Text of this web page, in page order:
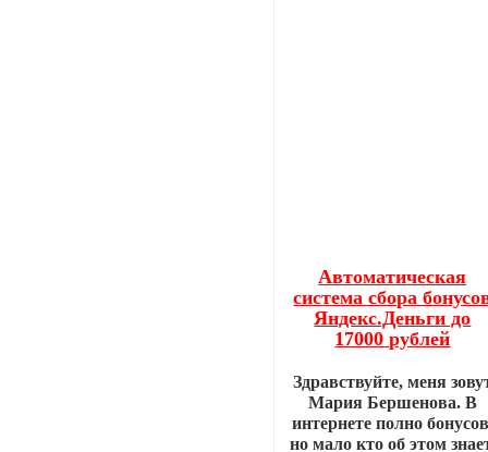
Автоматическая
система сбора
Яндекс.Деньги до
17000 рублей
Здравствуйте, меня
Мария Бершенова. В
интернете полно
но мало кто об этом